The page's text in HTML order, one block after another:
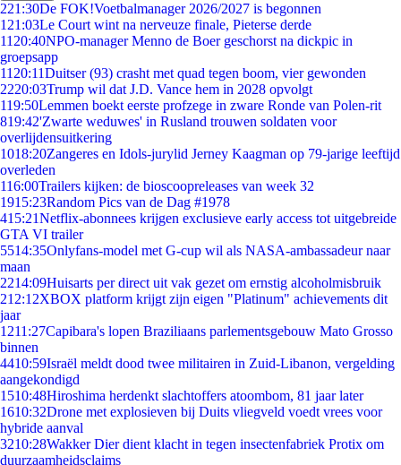
221:30De FOK!Voetbalmanager 2026/2027 is begonnen
1 21:03Le Court wint na nerveuze finale, Pieterse derde
11 20:40NPO-manager Menno de Boer geschorst na dickpic in
groepsapp
11 20:11Duitser (93) crasht met quad tegen boom, vier gewonden
2220:03Trump wil dat J.D. Vance hem in 2028 opvolgt
119:50Lemmen boekt eerste profzege in zware Ronde van Polen-rit
819:42'Zwarte weduwes' in Rusland trouwen soldaten voor
overlijdensuitkering
1018:20Zangeres en Idols-jurylid Jerney Kaagman op 79-jarige leeftijd
overleden
116:00Trailers kijken: de bioscoopreleases van week 32
1915:23Random Pics van de Dag #1978
415:21Netflix-abonnees krijgen exclusieve early access tot uitgebreide
GTA VI trailer
5514:35Onlyfans-model met G-cup wil als NASA-ambassadeur naar
maan
2214:09Huisarts per direct uit vak gezet om ernstig alcoholmisbruik
212:12XBOX platform krijgt zijn eigen "Platinum" achievements dit
jaar
1211:27Capibara's lopen Braziliaans parlementsgebouw Mato Grosso
binnen
4410:59Israël meldt dood twee militairen in Zuid-Libanon, vergelding
aangekondigd
1510:48Hiroshima herdenkt slachtoffers atoombom, 81 jaar later
1610:32Drone met explosieven bij Duits vliegveld voedt vrees voor
hybride aanval
3210:28Wakker Dier dient klacht in tegen insectenfabriek Protix om
duurzaamheidsclaims